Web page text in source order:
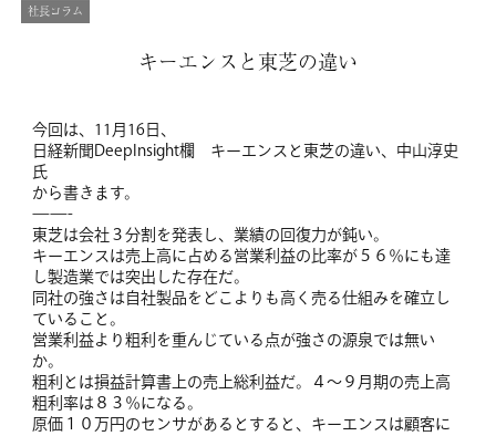
社長コラム
キーエンスと東芝の違い
今回は、11月16日、
日経新聞DeepInsight欄 キーエンスと東芝の違い、中山淳史
氏
から書きます。
——-
東芝は会社３分割を発表し、業績の回復力が鈍い。
キーエンスは売上高に占める営業利益の比率が５６％にも達
し製造業では突出した存在だ。
同社の強さは自社製品をどこよりも高く売る仕組みを確立し
ていること。
営業利益より粗利を重んじている点が強さの源泉では無い
か。
粗利とは損益計算書上の売上総利益だ。４～９月期の売上高
粗利率は８３％になる。
原価１０万円のセンサがあるとすると、キーエンスは顧客に